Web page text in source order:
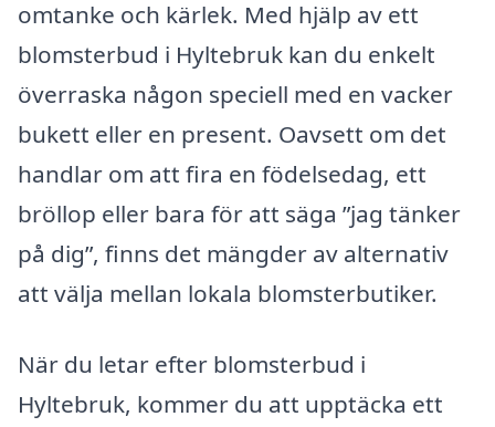
omtanke och kärlek. Med hjälp av ett
blomsterbud i Hyltebruk kan du enkelt
överraska någon speciell med en vacker
bukett eller en present. Oavsett om det
handlar om att fira en födelsedag, ett
bröllop eller bara för att säga ”jag tänker
på dig”, finns det mängder av alternativ
att välja mellan lokala blomsterbutiker.
När du letar efter blomsterbud i
Hyltebruk, kommer du att upptäcka ett